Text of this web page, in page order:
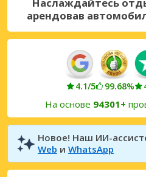
арендовав
4.1/5 99.68%
На основе 94301+
Новое! Наш ИИ-
Web и WhatsApp